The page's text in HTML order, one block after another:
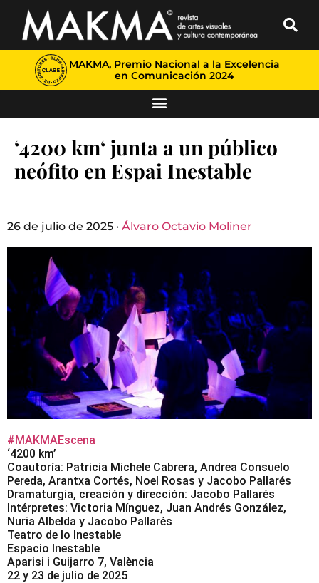
MAKMA, Premio Nacional a la Excelencia
en Comunicación 2024
‘4200 km‘ junta a un público
neófito en Espai Inestable
26 de julio de 2025 · Álvaro Octavio Moliner
#MAKMAEscena
‘4200 km’
Coautoría: Patricia Michele Cabrera, Andrea Consuelo
Pereda, Arantxa Cortés, Noel Rosas y Jacobo Pallarés
Dramaturgia, creación y dirección: Jacobo Pallarés
Intérpretes: Victoria Mínguez, Juan Andrés González,
Nuria Albelda y Jacobo Pallarés
Teatro de lo Inestable
Espacio Inestable
Aparisi i Guijarro 7, València
22 y 23 de julio de 2025